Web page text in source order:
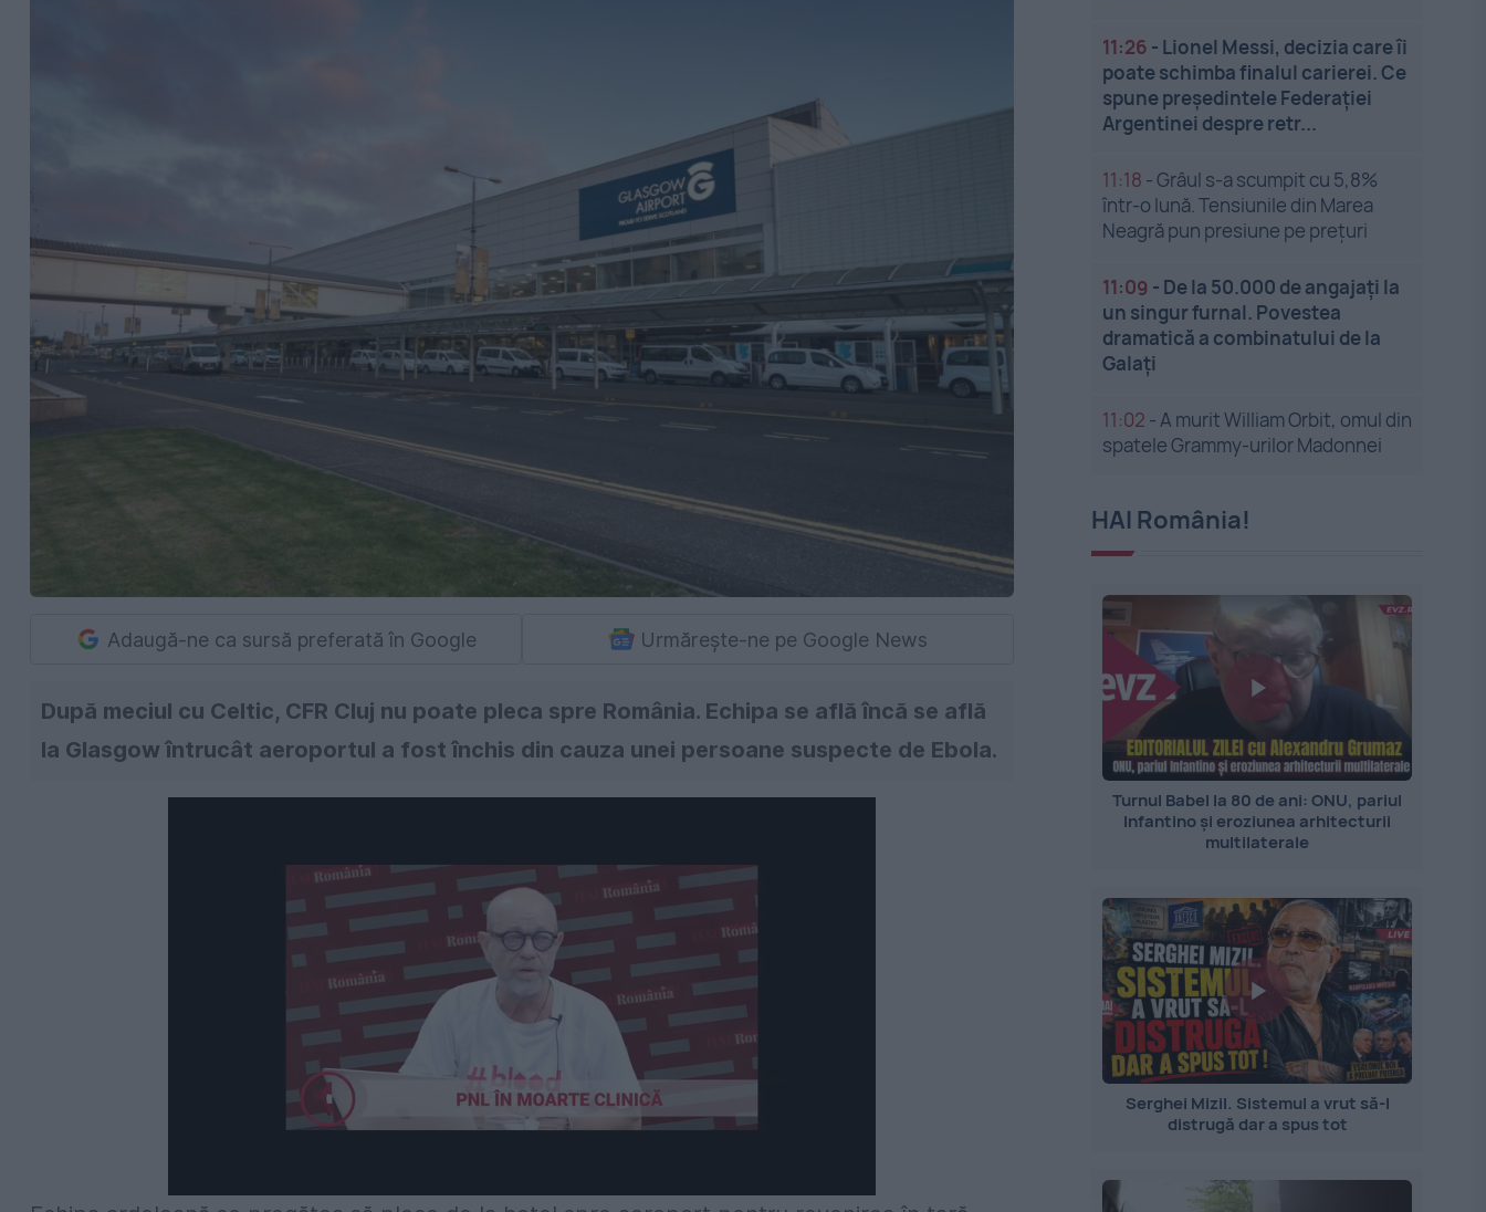
Adaugă-ne ca sursă preferată în Google Urmărește-ne pe Google News
După meciul cu Celtic, CFR Cluj nu poate pleca spre România. Echipa se află încă se află
la Glasgow întrucât aeroportul a fost închis din cauza unei persoane suspecte de Ebola.
11:26 - Lionel Messi, decizia care îi
poate schimba finalul carierei. Ce
spune președintele Federației
Argentinei despre retr...
11:18 -Grâul s-a scumpit cu 5,8%
într-o lună. Tensiunile din Marea
Neagră pun presiune pe prețuri
11:09 - De la 50.000 de angajați la
un singur furnal. Povestea
dramatică a combinatului de la
Galați
11:02 -A murit William Orbit, omul din
spatele Grammy-urilor Madonnei
HAI România!
Turnul Babel la 80 de ani: ONU, pariul
Infantino și eroziunea arhitecturii
multilaterale
Serghei Mizil. Sistemul a vrut să-l
distrugă dar a spus tot